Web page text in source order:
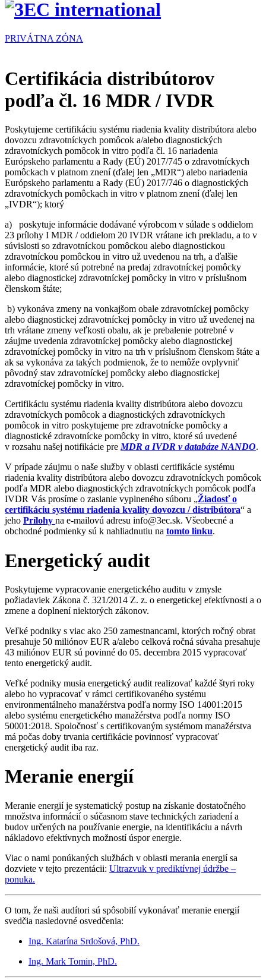
PRIVÁTNA ZÓNA
Certifikácia distribútorov
podľa čl. 16 MDR / IVDR
Poskytujeme certifikáciu systému riadenia kvality distribútora alebo
dovozcu zdravotníckych pomôcok a/alebo diagnostických
zdravotníckych pomôcok in vitro podľa čl. 16 nariadenia
Európskeho parlamentu a Rady (EÚ) 2017/745 o zdravotníckych
pomôckach v platnom znení (ďalej len „MDR“) alebo nariadenia
Európskeho parlamentu a Rady (EÚ) 2017/746 o diagnostických
zdravotníckych pomôckach in vitro v platnom znení (ďalej len
„IVDR“); ktorý
a)
poskytuje informácie dodávané výrobcom v súlade s oddielom
23 prílohy I MDR / oddielom 20 IVDR vrátane ich prekladu, a to v
súvislosti so zdravotníckou pomôckou alebo diagnostickou
zdravotníckou pomôckou in vitro už uvedenou na trh, a ďalšie
informácie, ktoré sú potrebné na predaj zdravotníckej pomôcky
alebo diagnostickej zdravotníckej pomôcky in vitro v príslušnom
členskom štáte;
b) vykonáva zmeny na vonkajšom obale zdravotníckej pomôcky
alebo diagnostickej zdravotníckej pomôcky in vitro už uvedenej na
trh vrátane zmeny veľkosti obalu, ak je prebalenie potrebné v
záujme uvedenia zdravotníckej pomôcky alebo diagnostickej
zdravotníckej pomôcky in vitro na trh v príslušnom členskom štáte a
ak sa vykonáva za takých podmienok, že to nemôže ovplyvniť
pôvodný stav zdravotníckej pomôcky alebo diagnostickej
zdravotníckej pomôcky in vitro.
Certifikáciu systému riadenia kvality distribútora alebo dovozcu
zdravotníckych pomôcok a diagnostických zdravotníckych
pomôcok in vitro poskytujeme pre zdravotnícke pomôcky a
diagnostické zdravotnícke pomôcky in vitro, ktoré sú uvedené
v rozsahu našej notifikácie pre MDR a IVDR v databáze NANDO.
V prípade záujmu o naše služby v oblasti certifikácie systému
riadenia kvality distribútora alebo dovozcu zdravotníckych pomôcok
podľa MDR alebo diagnostických zdravotníckych pomôcok podľa
IVDR Vás prosíme o zaslanie vyplneného súboru „Žiadosť o
certifikáciu systému riadenia kvality dovozcu / distribútora“ a
jeho Prílohy na e-mailovú adresu info@3ec.sk. Všeobecné a
obchodné podmienky sú k nahliadnutiu na tomto linku.
Energetický audit
Poskytujeme vypracovanie energetického auditu v zmysle
požiadaviek Zákona č. 321/2014 Z. z. o energetickej efektívnosti a o
zmene a doplnení niektorých zákonov.
Veľké podniky s viac ako 250 zamestnancami, ktorých ročný obrat
presahuje 50 miliónov EUR a/alebo celková ročná súvaha presahuje
43 miliónov EUR sú povinné do 05. decembra 2015 vypracovať
tento energetický audit.
Veľké podniky musia energetický audit realizovať každé štyri roky
alebo ho vypracovať v rámci certifikovaného systému
environmentálneho manažérstva podľa normy ISO 14001:2015
alebo systému energetického manažérstva podľa normy ISO
50001:2018. Spoločnosť s certifikovaným systémom manažérstva
má počas doby trvania certifikácie povinnosť vypracovať
energetický audit iba raz.
Meranie energií
Meranie energií je systematický postup na získanie dostatočného
množstva informácií o súčasnom stave technických zariadení a
budov určených na používanie energie, na identifikáciu a návrh
nákladovo efektívnych možností úspor energie.
Viac o nami ponúkaných službách v oblasti merania energií sa
dozviete v tejto prezentácii: Ultrazvuk v prediktívnej údržbe –
ponuka.
O tom, že naši audítori sú spôsobilí vykonávať meranie energií
svedčia nasledovné osvedčenia:
Ing. Katarína Srdošová, PhD.
Ing. Mark Tomin, PhD.